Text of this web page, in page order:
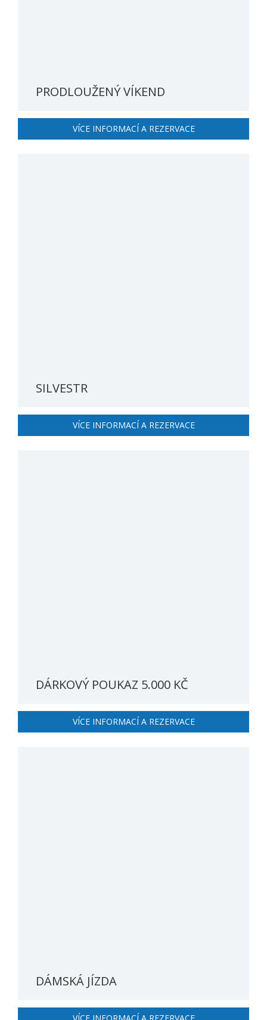
PRODLOUŽENÝ VÍKEND
VÍCE INFORMACÍ A REZERVACE
SILVESTR
VÍCE INFORMACÍ A REZERVACE
DÁRKOVÝ POUKAZ 5.000 KČ
VÍCE INFORMACÍ A REZERVACE
DÁMSKÁ JÍZDA